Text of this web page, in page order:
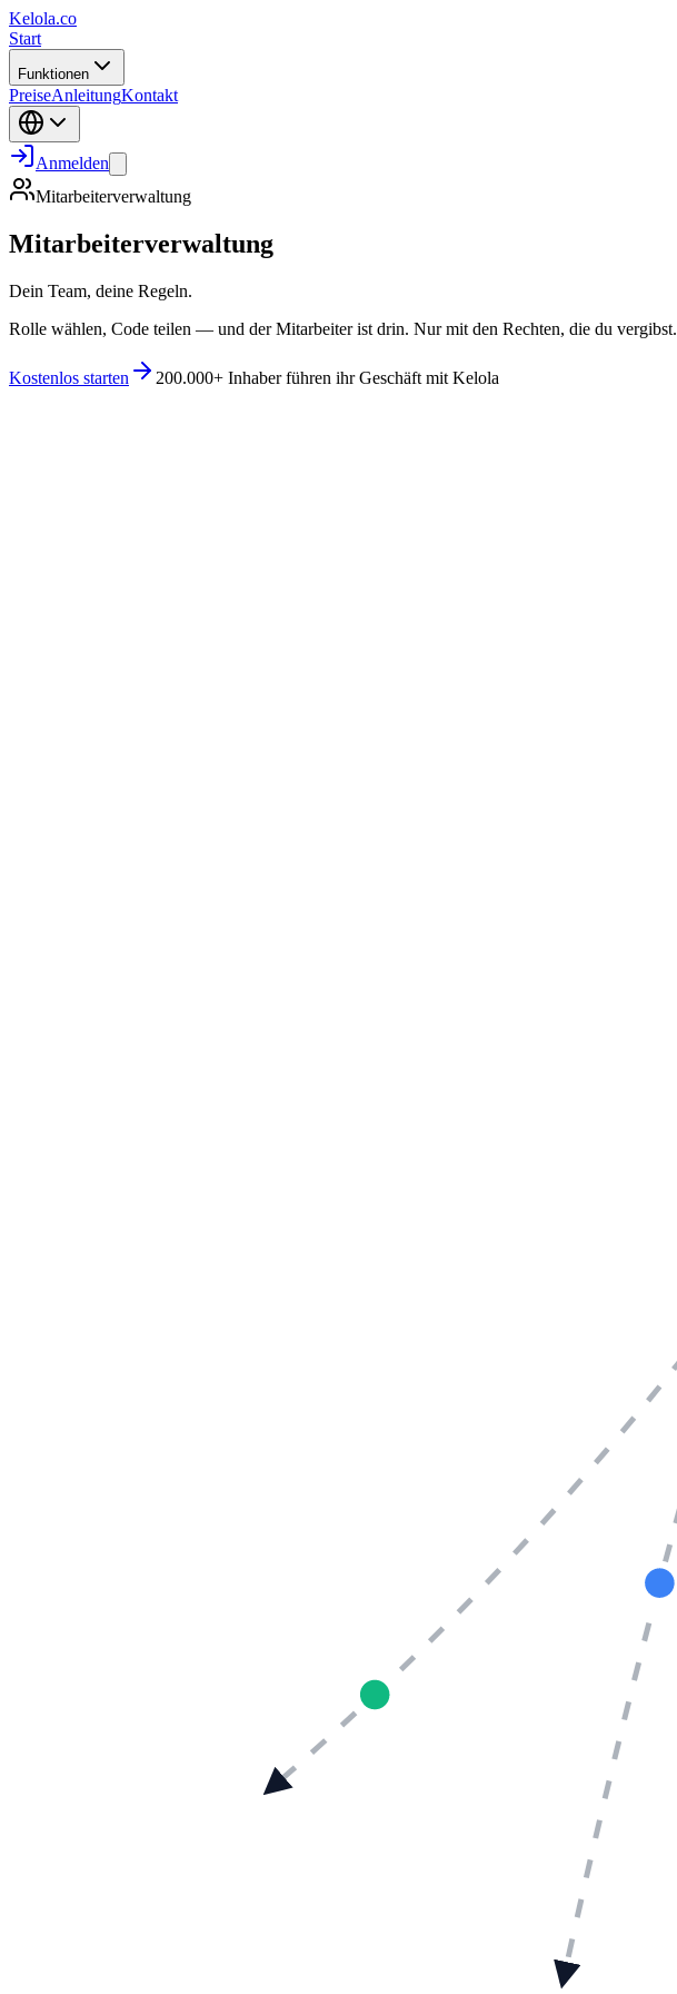
Kelola.co
Start
Funktionen
PreiseAnleitungKontakt
Anmelden
Mitarbeiterverwaltung
Mitarbeiterverwaltung
Dein Team, deine Regeln.
Rolle wählen, Code teilen — und der Mitarbeiter ist drin. Nur mit den Rechten, die du vergibst.
Kostenlos starten 200.000+ Inhaber führen ihr Geschäft mit Kelola